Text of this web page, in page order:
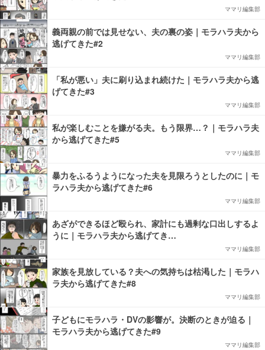
ママリ編集部
義両親の前では見せない、夫の裏の姿｜モラハラ夫から
逃げてきた#2
ママリ編集部
「私が悪い」夫に刷り込まれ続けた｜モラハラ夫から逃
げてきた#3
ママリ編集部
私が楽しむことを嫌がる夫。もう限界…？｜モラハラ夫
から逃げてきた#5
ママリ編集部
暴力をふるうようになった夫を見限ろうとしたのに｜モ
ラハラ夫から逃げてきた#6
ママリ編集部
あざができるほど殴られ、家計にも過剰な口出しするよ
うに｜モラハラ夫から逃げてき…
ママリ編集部
家族を見放している？夫への気持ちは枯渇した｜モラハ
ラ夫から逃げてきた#8
ママリ編集部
子どもにモラハラ・DVの影響が。決断のときが迫る｜
モラハラ夫から逃げてきた#9
ママリ編集部